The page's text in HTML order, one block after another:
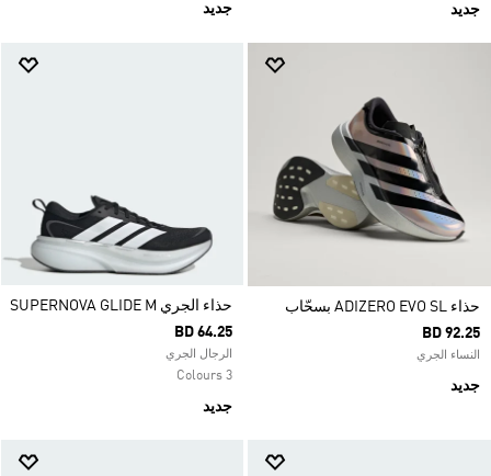
جديد جديد
حذاء ADIZERO EVO SL بسحّاب
BD 92.25
النساء الجري
جديد
حذاء الجري SUPERNOVA GLIDE M
BD 64.25
الرجال الجري
3 Colours
جديد